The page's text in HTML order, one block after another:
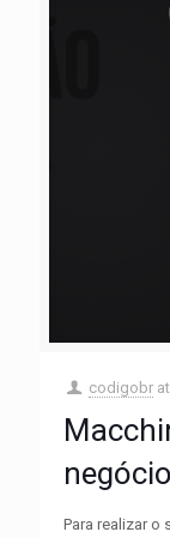
codigobr at
Para realizar o